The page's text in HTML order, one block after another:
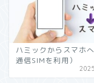
ハミックからスマホ
通信SIMを利用）